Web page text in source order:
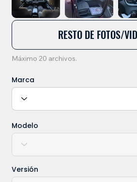
RESTO DE FOTOS/
Máximo 20 archivos.
Marca
Modelo
Versión